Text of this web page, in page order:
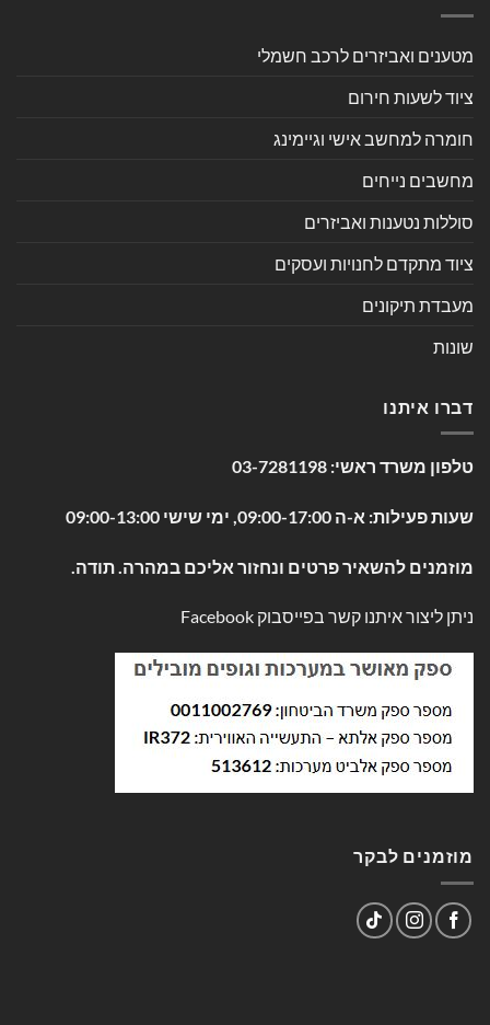
מטענים ואביזרים לרכב חשמלי
ציוד לשעות חירום
חומרה למחשב אישי וגיימינג
מחשבים נייחים
סוללות נטענות ואביזרים
ציוד מתקדם לחנויות ועסקים
מעבדת תיקונים
שונות
דברו איתנו
טלפון משרד ראשי: 03-7281198
שעות פעילות: א-ה 09:00-17:00, ימי שישי 09:00-13:00
מוזמנים להשאיר פרטים ונחזור אליכם במהרה. תודה.
ניתן ליצור איתנו קשר בפייסבוק Facebook
מוזמנים לבקר